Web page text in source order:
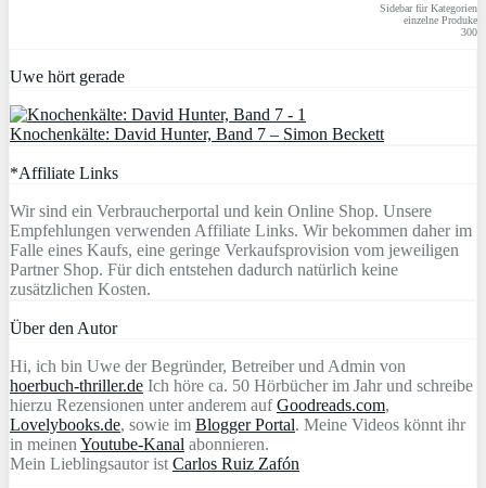
Sidebar für Kategorien
einzelne Produke
300
Uwe hört gerade
Knochenkälte: David Hunter, Band 7 – Simon Beckett
*Affiliate Links
Wir sind ein Verbraucherportal und kein Online Shop. Unsere
Empfehlungen verwenden Affiliate Links. Wir bekommen daher im
Falle eines Kaufs, eine geringe Verkaufsprovision vom jeweiligen
Partner Shop. Für dich entstehen dadurch natürlich keine
zusätzlichen Kosten.
Über den Autor
Hi, ich bin Uwe der Begründer, Betreiber und Admin von
hoerbuch-thriller.de Ich höre ca. 50 Hörbücher im Jahr und schreibe
hierzu Rezensionen unter anderem aufGoodreads.com,
Lovelybooks.de, sowie im Blogger Portal. Meine Videos könnt ihr
in meinen Youtube-Kanal abonnieren.
Mein Lieblingsautor ist Carlos Ruiz Zafón